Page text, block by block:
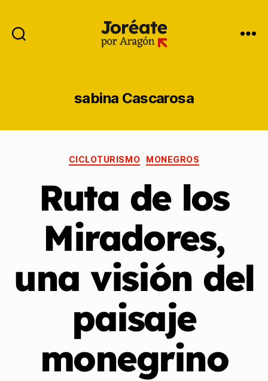
sabina Cascarosa
CICLOTURISMO MONEGROS
Ruta de los
Miradores,
una visión del
paisaje
monegrino